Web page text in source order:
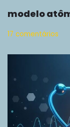
modelo
17 comentários